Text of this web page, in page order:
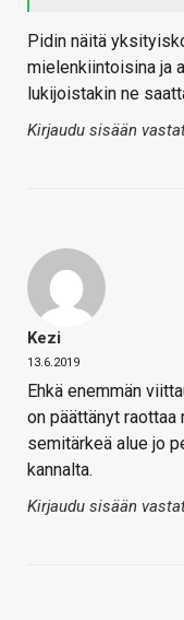
Pidin näitä
mielenkiintoisina ja
lukijoistakin ne
Kirjaudu sisään
Kezi
13.6.2019
Ehkä enemmän
on päättänyt
semitärkeä alue jo
kannalta.
Kirjaudu sisään